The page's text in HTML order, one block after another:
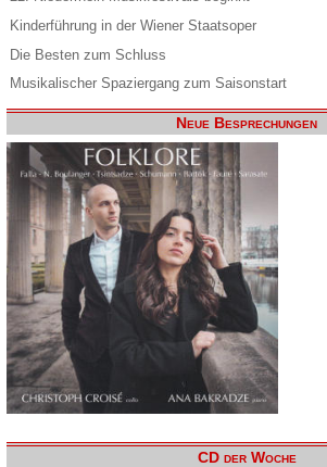
Kinderführung in der Wiener Staatsoper
Die Besten zum Schluss
Musikalischer Spaziergang zum Saisonstart
Neue Besprechungen
CD der Woche